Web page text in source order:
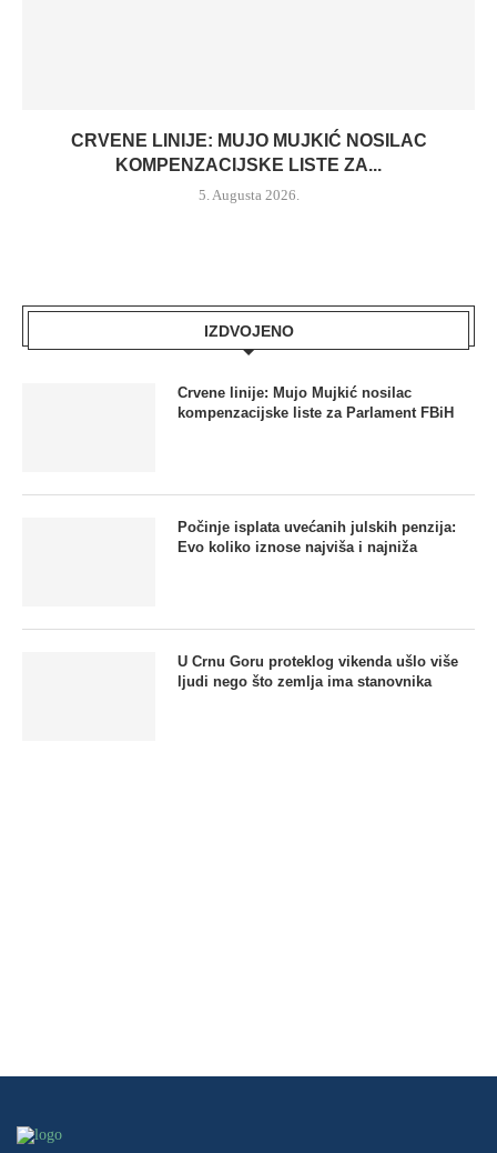
CRVENE LINIJE: MUJO MUJKIĆ NOSILAC
KOMPENZACIJSKE LISTE ZA...
5. Augusta 2026.
IZDVOJENO
Crvene linije: Mujo Mujkić nosilac
kompenzacijske liste za Parlament FBiH
Počinje isplata uvećanih julskih penzija:
Evo koliko iznose najviša i najniža
U Crnu Goru proteklog vikenda ušlo više
ljudi nego što zemlja ima stanovnika